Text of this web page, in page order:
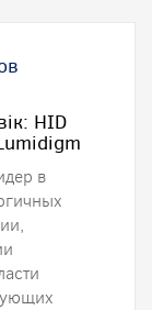
HID
в